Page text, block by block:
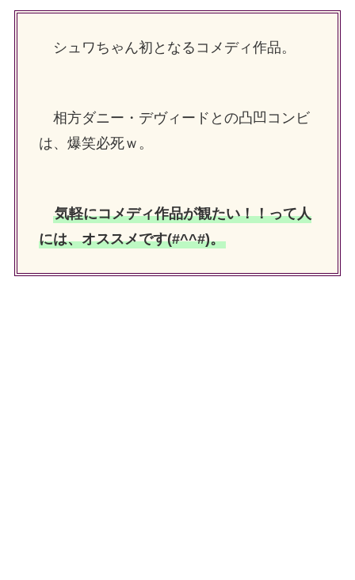
シュワちゃん初となるコメディ作品。
相方ダニー・デヴィードとの凸凹コンビ
は、爆笑必死ｗ。
気軽にコメディ作品が観たい！！って人
には、オススメです(#^^#)。